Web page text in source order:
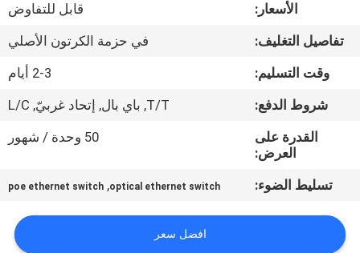
الجودة
اتصل
أخبار
القضايا
الأسعار:
قابل للتفاوض
تفاصيل التغليف:
في حزمة الكرتون الأصلي
وقت التسليم:
2-3 أيام
شروط الدفع:
T/T, باي بال, إتحاد غربيّ, L/C
القدرة على
العرض:
50 وحدة / شهور
تسليط الضوء: optical ethernet switch
,
poe ethernet switch
افضل سعر